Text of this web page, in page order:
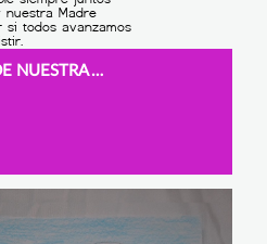
EL PLANETA PRECISA DE NUESTRA AYUDA